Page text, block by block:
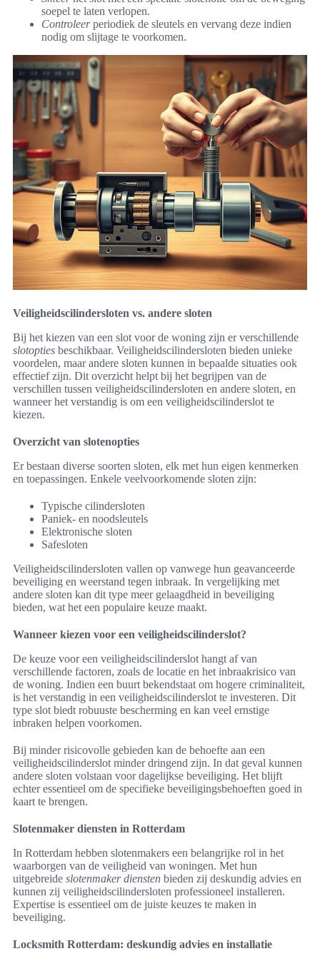
soepel te laten verlopen.
Controleerperiodiek de sleutels en vervang deze indien
nodig om slijtage te voorkomen.
Veiligheidscilindersloten vs. andere sloten
Bij het kiezen van een slot voor de woning zijn er verschillende
slotopties beschikbaar. Veiligheidscilindersloten bieden unieke
voordelen, maar andere sloten kunnen in bepaalde situaties ook
effectief zijn. Dit overzicht helpt bij het begrijpen van de
verschillen tussen veiligheidscilindersloten en andere sloten, en
wanneer het verstandig is om een veiligheidscilinderslot te
kiezen.
Overzicht van slotenopties
Er bestaan diverse soorten sloten, elk met hun eigen kenmerken
en toepassingen. Enkele veelvoorkomende sloten zijn:
Typische cilindersloten
Paniek- en noodsleutels
Elektronische sloten
Safesloten
Veiligheidscilindersloten vallen op vanwege hun geavanceerde
beveiliging en weerstand tegen inbraak. In vergelijking met
andere sloten kan dit type meer gelaagdheid in beveiliging
bieden, wat het een populaire keuze maakt.
Wanneer kiezen voor een veiligheidscilinderslot?
De keuze voor een veiligheidscilinderslot hangt af van
verschillende factoren, zoals de locatie en het inbraakrisico van
de woning. Indien een buurt bekendstaat om hogere criminaliteit,
is het verstandig in een veiligheidscilinderslot te investeren. Dit
type slot biedt robuuste bescherming en kan veel ernstige
inbraken helpen voorkomen.
Bij minder risicovolle gebieden kan de behoefte aan een
veiligheidscilinderslot minder dringend zijn. In dat geval kunnen
andere sloten volstaan voor dagelijkse beveiliging. Het blijft
echter essentieel om de specifieke beveiligingsbehoeften goed in
kaart te brengen.
Slotenmaker diensten in Rotterdam
In Rotterdam hebben slotenmakers een belangrijke rol in het
waarborgen van de veiligheid van woningen. Met hun
uitgebreide slotenmaker diensten bieden zij deskundig advies en
kunnen zij veiligheidscilindersloten professioneel installeren.
Expertise is essentieel om de juiste keuzes te maken in
beveiliging.
Locksmith Rotterdam: deskundig advies en installatie